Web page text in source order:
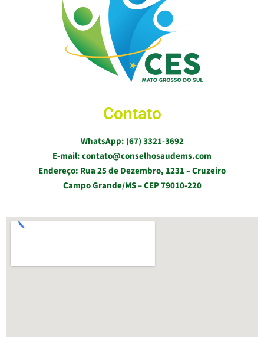
Contato
WhatsApp: (67) 3321-3692
E-mail: contato@conselhosaudems.com
Endereço: Rua 25 de Dezembro, 1231 – Cruzeiro
Campo Grande/MS – CEP 79010-220